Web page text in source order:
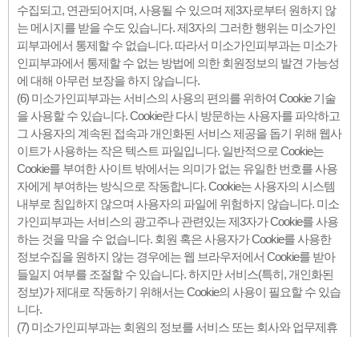
수집되고, 연관되어지며, 사용될 수 있으며 제3자로부터 원하지 않
는 메시지를 받을 수도 있습니다. 제3자의 그러한 행위는 미소가인
피부과에서 통제할 수 없습니다. 따라서 미소가인피부과는 미소가
인피부과에서 통제할 수 없는 방법에 의한 회원정보의 발견 가능성
에 대해 아무런 보장을 하지 않습니다.
(6) 미소가인피부과는 서비스의 사용의 편의를 위하여 Cookie 기술
을 사용할 수 있습니다. Cookie란 다시 방문하는 사용자를 파악하고
그 사용자의 계속된 접속과 개인화된 서비스 제공을 돕기 위해 웹사
이트가 사용하는 작은 텍스트 파일입니다. 일반적으로 Cookie는
Cookie를 부여한 사이트 밖에서는 의미가 없는 유일한 번호를 사용
자에게 부여하는 방식으로 작동합니다. Cookie는 사용자의 시스템
내부로 침입하지 않으며 사용자의 파일에 위험하지 않습니다. 미소
가인피부과는 서비스의 광고주나 관련있는 제3자가 Cookie를 사용
하는 것을 막을 수 없습니다. 회원 혹은 사용자가 Cookie를 사용한
정보수집을 원하지 않는 경우에는 웹 브라우저에서 Cookie를 받아
들일지 여부를 조절할 수 있습니다. 하지만 서비스(특히, 개인화된
정보)가 제대로 작동하기 위해서는 Cookie의 사용이 필요할 수 있습
니다.
(7) 미소가인피부과는 회원의 정보를 서비스 또는 회사와 업무제휴